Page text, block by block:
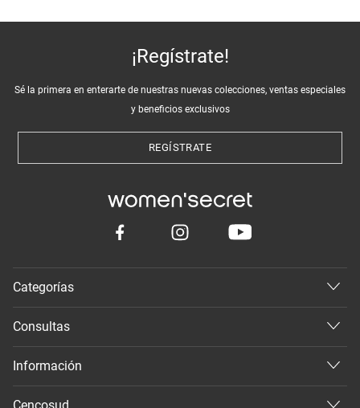
¡Regístrate!
Sé la primera en enterarte de nuestras nuevas colecciones, ventas especiales
y beneficios exclusivos
REGÍSTRATE
Categorías
Consultas
Información
Cencosud